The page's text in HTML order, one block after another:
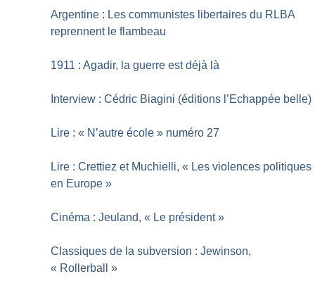
Argentine : Les communistes libertaires du RLBA
reprennent le flambeau
1911 : Agadir, la guerre est déjà là
Interview : Cédric Biagini (éditions l’Echappée belle)
Lire : « N’autre école » numéro 27
Lire : Crettiez et Muchielli, « Les violences politiques
en Europe »
Cinéma : Jeuland, « Le président »
Classiques de la subversion : Jewinson,
« Rollerball »